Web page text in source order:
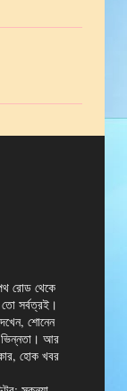
রোড থেকে
তো সর্বত্রই।
শোনেন
ভিন্নতা। আর
হোক খবর